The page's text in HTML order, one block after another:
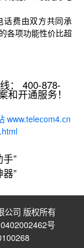
话费由双方共同承
各项功能性价比超
： 400-878-
和开通服务！
www.telecom4.cn
”
”
公司 版权所有
号